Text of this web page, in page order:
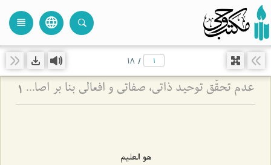
language
view_headline
/
18
عدم تحقّق توحید ذاتی، صفاتی و افعالی بنا بر اصالةالماهیّة 1
هو العلیم